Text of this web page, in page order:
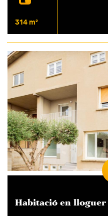
Moblat
3 vents
314 m²
Habitació en lloguer